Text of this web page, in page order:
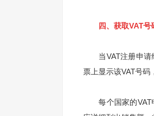
四、获取VAT
当VAT注册申请经
票上显示该VAT号码
每个国家的VAT申